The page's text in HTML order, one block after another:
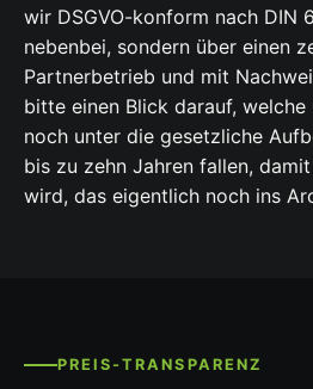
wir DSGVO-konform nach DIN
nebenbei, sondern über einen
Partnerbetrieb und mit
bitte einen Blick darauf,
noch unter die gesetzliche
bis zu zehn Jahren fallen,
wird, das eigentlich noch ins
PREIS-TRANSPARENZ